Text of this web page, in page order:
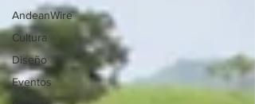
AndeanWire
Cultura
Diseño
Eventos